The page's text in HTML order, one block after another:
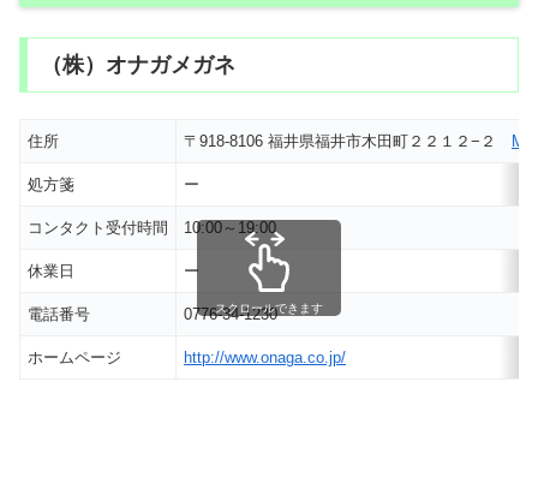
（株）オナガメガネ
住所 〒918-8106 福井県福井市木田町２２１２−２
処方箋 ー
コンタクト受付時間 10:00～19:00
休業日 ー
電話番号 0776-34-1230
ホームページ http://www.onaga.co.jp/
スクロールできます